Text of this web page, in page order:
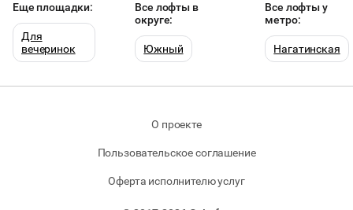
Еще площадки:
Для
вечеринок
Все лофты в
округе:
Южный
Все лофты у
метро:
Нагатинская
О проекте
Пользовательское соглашение
Оферта исполнителю услуг